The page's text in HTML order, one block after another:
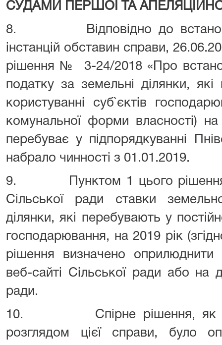
СУДАМИ ПЕРШОЇ ТА
8. Відповідно до
інстанцій обставин справи,
рішення № 3-24/2018 «Про
податку за земельні ділянки,
користуванні суб`єктів
комунальної форми власності)
перебуває у підпорядкуванні
набрало чинності з 01.01.2019.
9. Пунктом 1 цього рішення
Сільської ради ставки
ділянки, які перебувають у
господарювання, на 2019 рік
рішення визначено оприлюднити
веб-сайті Сільської ради або на
ради.
10. Спірне рішення, як це
розглядом цієї справи, було